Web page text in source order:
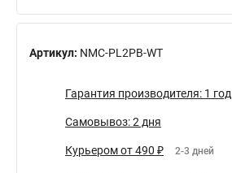
Артикул: NMC-PL2PB-WT
Гарантия производителя: 1 год
Самовывоз: 2 дня
Курьером от 490 ₽ 2-3 дней